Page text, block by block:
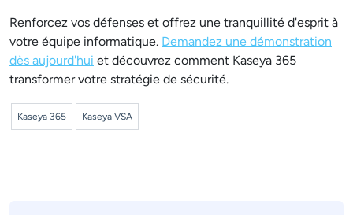
Renforcez vos défenses et offrez une tranquillité d'esprit à
votre équipe informatique. Demandez une démonstration
dès aujourd'hui et découvrez comment Kaseya 365
transformer votre stratégie de sécurité.
Kaseya 365 Kaseya VSA